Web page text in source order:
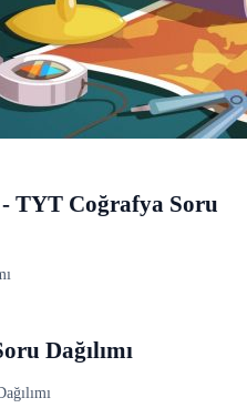
TYT Coğrafya Soru
Dağılımı